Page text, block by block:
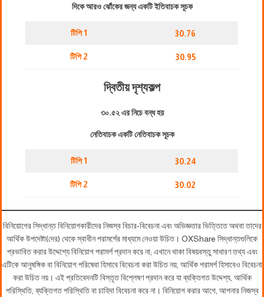
দিকে আরও ঝোঁকের জন্য একটি ইতিবাচক সূচক
টিপি 1 30.76
টিপি 2 30.95
দ্বিতীয় দৃশ্যকল্প
৩০.৫২ এর নিচে বন্ধ হয়
নেতিবাচক একটি নেতিবাচক সূচক
টিপি 1 30.24
টিপি 2 30.02
বিনিয়োগের সিদ্ধান্ত বিনিয়োগকারীদের নিজস্ব বিচার-বিবেচনা এবং অভিজ্ঞতার ভিত্তিতে অথবা তাদের
আর্থিক উপদেষ্টা(দের) থেকে স্বাধীন পরামর্শের মাধ্যমে নেওয়া উচিত। OXShare সিদ্ধান্তগুলিকে
প্রভাবিত করার উদ্দেশ্যে বিনিয়োগ পরামর্শ প্রদান করে না; এখানে থাকা বিষয়বস্তু সাধারণ তথ্য এবং
এটিকে আনুষঙ্গিক বা বিনিয়োগ পরিষেবা হিসাবে বিবেচনা করা উচিত নয়, আর্থিক পরামর্শ হিসাবেও বিবেচনা
করা উচিত নয়। এই প্রতিবেদনটি বিস্তৃত বিশ্লেষণ প্রদান করে যা ব্যক্তিগত উদ্দেশ্য, আর্থিক
পরিস্থিতি, ব্যক্তিগত পরিস্থিতি বা চাহিদা বিবেচনা করে না। বিনিয়োগ করার আগে, আপনার নিজস্ব